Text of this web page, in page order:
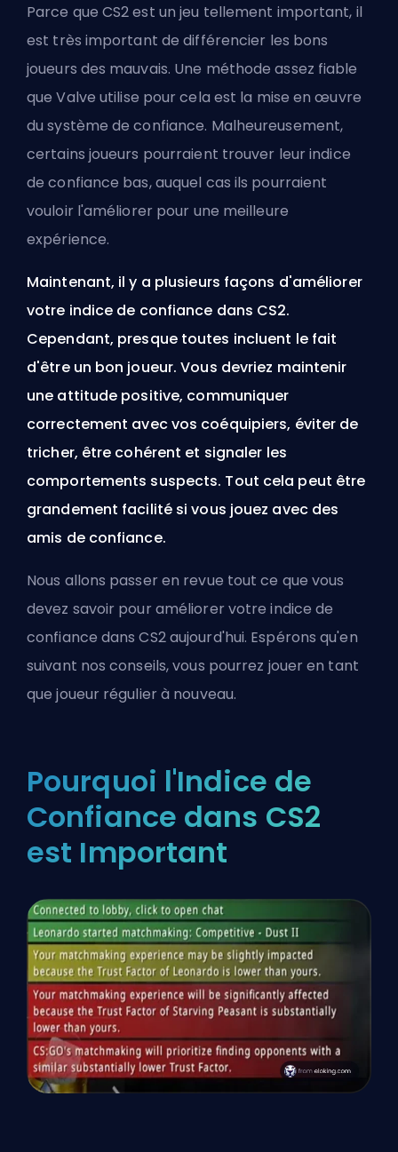
Parce que CS2 est un jeu tellement important, il
est très important de différencier les bons
joueurs des mauvais. Une méthode assez fiable
queValve utilise pour cela est la mise en œuvre
du système de confiance. Malheureusement,
certains joueurs pourraient trouver leur indice
de confiance bas, auquel cas ils pourraient
vouloir l'améliorer pour une meilleure
expérience.
Maintenant, il y a plusieurs façons d'améliorer
votre indice de confiance dans CS2.
Cependant, presque toutes incluent le fait
d'être un bon joueur. Vous devriez maintenir
une attitude positive, communiquer
correctement avec vos coéquipiers, éviter de
tricher, être cohérent et signaler les
comportements suspects. Tout cela peut être
grandement facilité si vous jouez avec des
amis de confiance.
Nous allons passer en revue tout ce que vous
devez savoir pour améliorer votre indice de
confiance dans CS2 aujourd'hui. Espérons qu'en
suivant nos conseils, vous pourrez jouer en tant
que joueur régulier à nouveau.
Pourquoi l'Indice de
Confiance dans CS2
est Important